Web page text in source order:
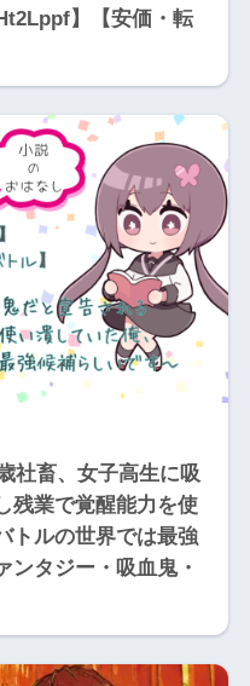
】【安価・転
社畜、女子高生に吸
残業で覚醒能力を使
トルの世界では最強
ンタジー・吸血鬼・